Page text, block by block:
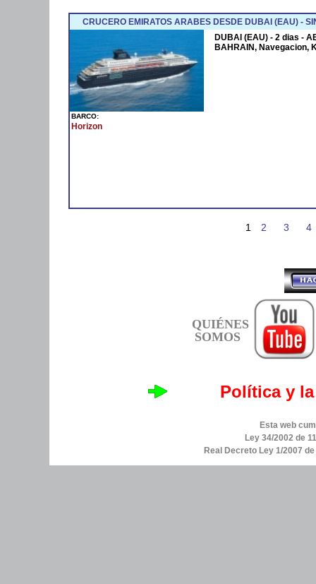
CRUCERO EMIRATOS ARABES DESDE DUBAI (EAU) -
BARCO:
Horizon
DUBAI (EAU) - 2 dias -
BAHRAIN, Navegacion,
1 2 3 4
QUIÉNES
SOMOS
Política y
Esta web
Ley 34/2002 de
Real Decreto Ley 1/2007